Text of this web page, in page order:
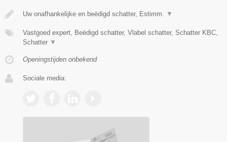
Uw onafhankelijke en beëdigd schatter, Estimm. ▼
Vastgoed expert, Beëdigd schatter, Vlabel schatter, Schatter KBC,
Schatter ▼
Openingstijden onbekend
Sociale media: